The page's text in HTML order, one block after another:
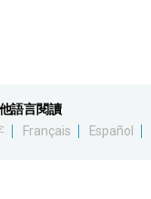
語言閱讀
Français Español